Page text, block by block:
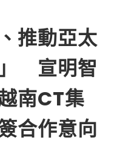
推動亞太
宣明智
南CT集
合作意向